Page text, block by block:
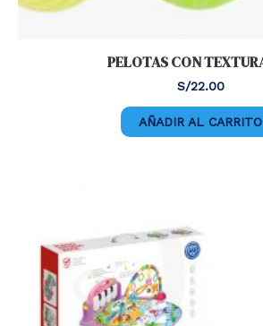
PELOTAS CON
S/22.00
AÑADIR AL CARRITO